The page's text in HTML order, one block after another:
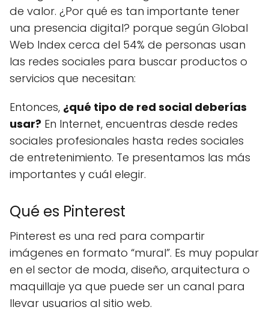
de valor. ¿Por qué es tan importante tener
una presencia digital? porque según Global
Web Index cerca del 54% de personas usan
las redes sociales para buscar productos o
servicios que necesitan:
Entonces, ¿qué tipo de red social deberías
usar? En Internet, encuentras desde redes
sociales profesionales hasta redes sociales
de entretenimiento. Te presentamos las más
importantes y cuál elegir.
Qué es Pinterest
Pinterest es una red para compartir
imágenes en formato “mural”. Es muy popular
en el sector de moda, diseño, arquitectura o
maquillaje ya que puede ser un canal para
llevar usuarios al sitio web.